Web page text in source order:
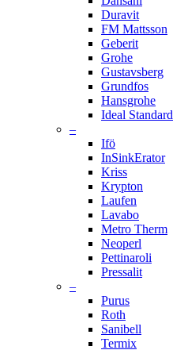
Duravit
FM Mattsson
Geberit
Grohe
Gustavsberg
Grundfos
Hansgrohe
Ideal Standard
–
Ifö
InSinkErator
Kriss
Krypton
Laufen
Lavabo
Metro Therm
Neoperl
Pettinaroli
Pressalit
–
Purus
Roth
Sanibell
Termix